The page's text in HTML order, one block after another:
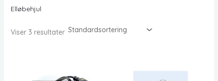
Elløbehjul
Viser 3 resultater